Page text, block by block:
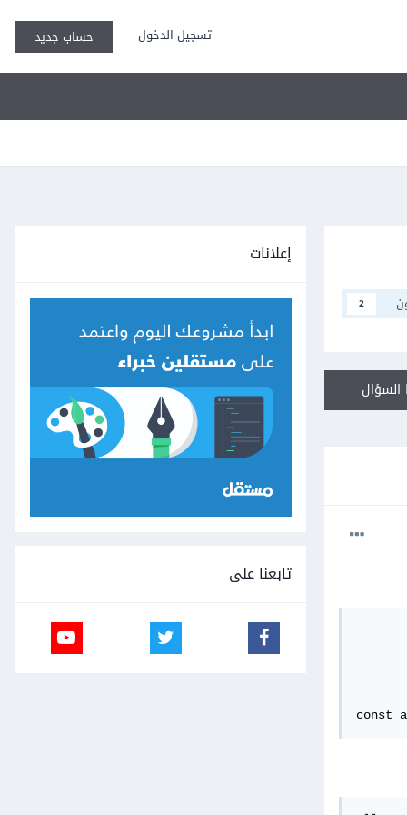
تسجيل الدخول حساب جديد
2
const
إعلانات
تابعنا على